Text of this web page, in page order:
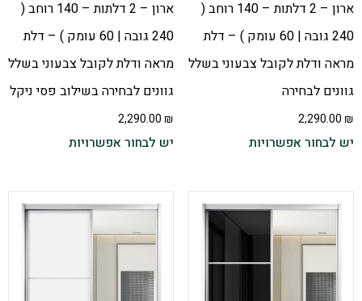
ארון – 2 דלתות – 140 רוחב (
240 גובה | 60 עומק ) – דלת
מראה ודלת לקובל צבעוני בשלל
גוונים לבחירה
2,290.00 ₪
יש לבחור אפשרויות
ארון – 2 דלתות – 140 רוחב (
240 גובה | 60 עומק ) – דלת
מראה ודלת לקובל צבעוני בשלל
גוונים לבחירה בשילוב פסי ניקל
2,290.00 ₪
יש לבחור אפשרויות